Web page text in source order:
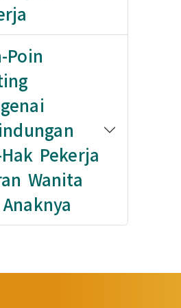
Poin
Pekerja
Wanita